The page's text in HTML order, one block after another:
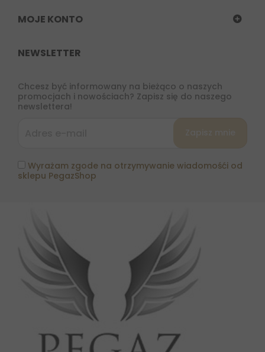
MOJE KONTO
NEWSLETTER
Chcesz być informowany na bieżąco o naszych
promocjach i nowościach? Zapisz się do naszego
newslettera!
Wyrażam zgode na otrzymywanie wiadomośći od
sklepu PegazShop